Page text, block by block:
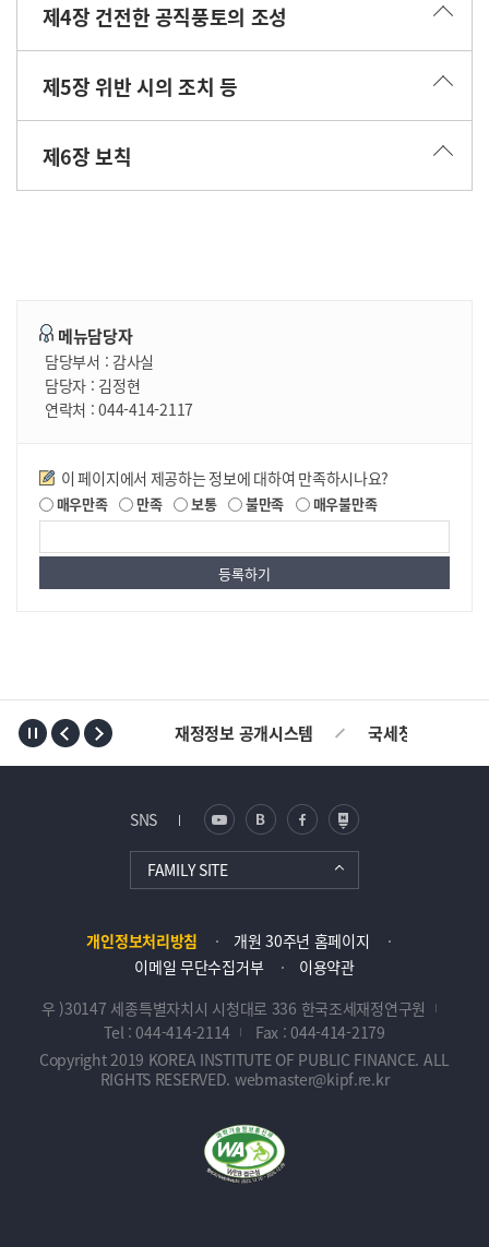
제4장 건전한 공직풍토의 조성
제5장 위반 시의 조치 등
제6장 보칙
메뉴담당자
담당부서 : 감사실
담당자 : 김정현
연락처 :044-414-2117
만족도조사
이 페이지에서 제공하는 정보에 대하여 만족하시나요?
매우만족 만족 보통 불만족 매우불만족
재정정보 공개시스템 국세청
SNS
FAMILY SITE
개인정보처리방침
개원 30주년 홈페이지
이메일 무단수집거부
이용약관
우 )30147 세종특별자치시 시청대로 336 한국조세재정연구원
Tel : 044-414-2114
Fax : 044-414-2179
Copyright 2019 KOREA INSTITUTE OF PUBLIC FINANCE. ALL
RIGHTS RESERVED. webmaster@kipf.re.kr